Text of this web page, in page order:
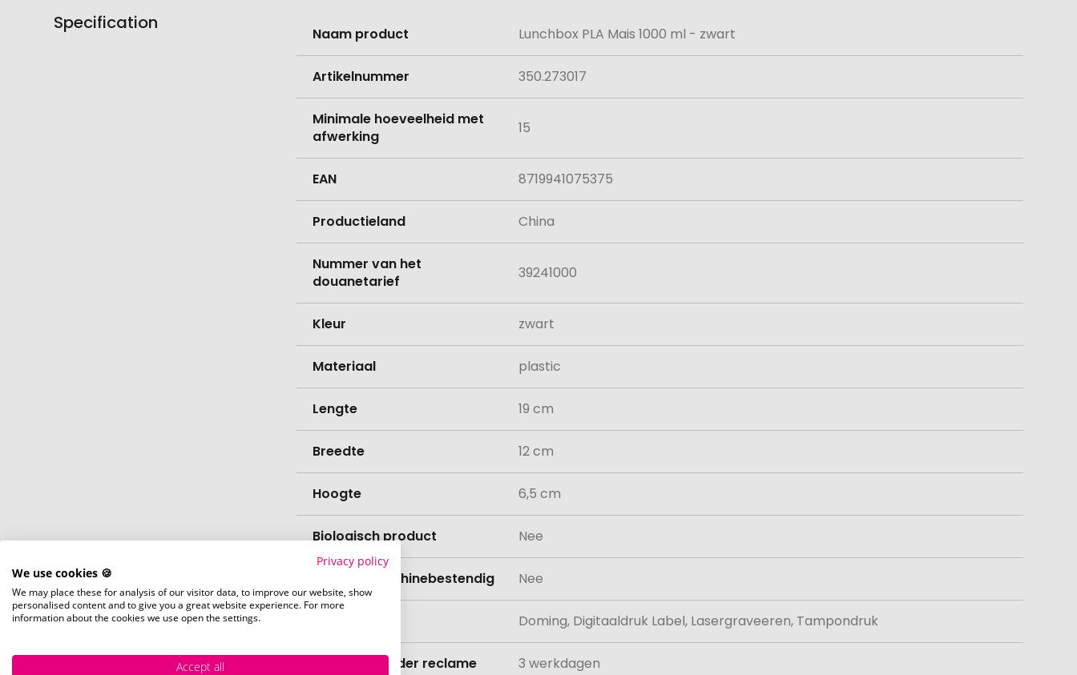
Specification
informatie
Naam product Lunchbox PLA Mais 1000 ml - zwart
Artikelnummer 350.273017
Minimale hoeveelheid met
afwerking
15
EAN 8719941075375
Productieland China
Nummer van het
douanetarief
39241000
Kleur zwart
Materiaal plastic
Lengte 19 cm
Breedte 12 cm
Hoogte 6,5 cm
Biologisch product Nee
vaatwasmachinebestendig Nee
Doming, Digitaaldruk Label, Lasergraveeren, Tampondruk
Levertijd zonder reclame 3 werkdagen
Privacy policy
We use cookies 🍪
We may place these for analysis of our visitor data, to improve our website, show
personalised content and to give you a great website experience. For more
information about the cookies we use open the settings.
Accept all